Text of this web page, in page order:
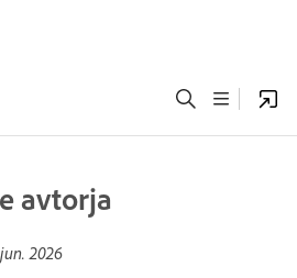
avtorja
2026